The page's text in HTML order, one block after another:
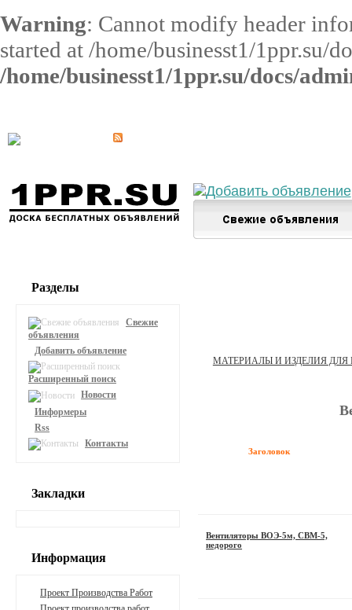
Warning: Cannot modify header
started at /home/businesst1/1ppr.su/
/home/businesst1/1ppr.su/docs/
МАТЕРИАЛЫ И ИЗДЕЛИЯ
Заголовок
Вентиляторы ВОЭ-5м, СВМ-5,
недорого
Разделы
Свежие
объявления
Добавить объявление
Расширенный поиск
Новости
Информеры
Rss
Контакты
Закладки
Информация
Проект Производства Работ